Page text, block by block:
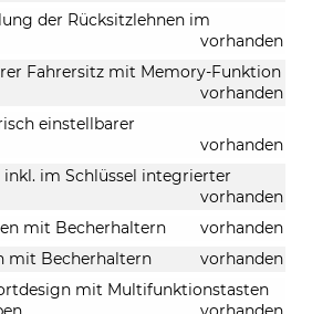
der Rücksitzlehnen im
vorhanden
Fahrersitz mit Memory-Funktion
vorhanden
einstellbarer
vorhanden
im Schlüssel integrierter
vorhanden
mit Becherhaltern
vorhanden
mit Becherhaltern
vorhanden
mit Multifunktionstasten